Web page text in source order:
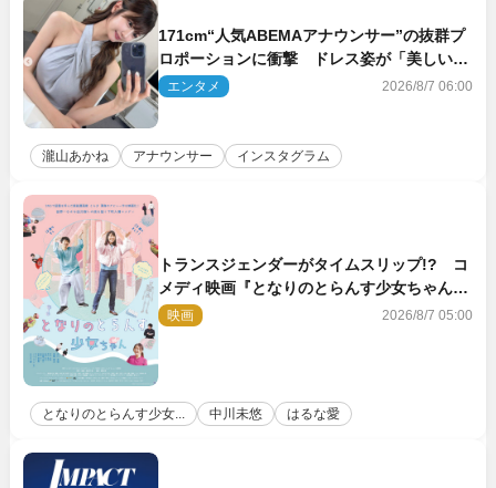
171cm“人気ABEMAアナウンサー”の抜群プ
ロポーションに衝撃 ドレス姿が「美しい」
「品がありすぎる」
エンタメ 2026/8/7 06:00
瀧山あかね アナウンサー インスタグラム
トランスジェンダーがタイムスリップ!? コ
メディ映画『となりのとらんす少女ちゃん』
11.7公開決定
映画 2026/8/7 05:00
となりのとらんす少女... 中川未悠 はるな愛